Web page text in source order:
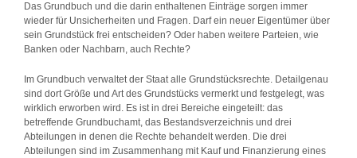
Das Grundbuch und die darin enthaltenen Einträge sorgen immer
wieder für Unsicherheiten und Fragen. Darf ein neuer Eigentümer über
sein Grundstück frei entscheiden? Oder haben weitere Parteien, wie
Banken oder Nachbarn, auch Rechte?
Im Grundbuch verwaltet der Staat alle Grundstücksrechte. Detailgenau
sind dort Größe und Art des Grundstücks vermerkt und festgelegt, was
wirklich erworben wird. Es ist in drei Bereiche eingeteilt: das
betreffende Grundbuchamt, das Bestandsverzeichnis und drei
Abteilungen in denen die Rechte behandelt werden. Die drei
Abteilungen sind im Zusammenhang mit Kauf und Finanzierung eines